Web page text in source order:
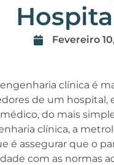
Fevereiro
clínica é
de um hospital,
do mais
clínica, a
é assegurar que o
com as normas